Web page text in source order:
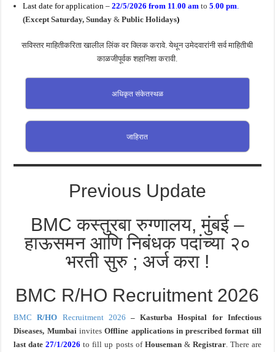
Last date for application –22/5/2026 from 11 .00 amto 5 .00 pm
(Except Saturday, Sunday& Public Holidays)
सविस्तर माहितीकरिता खालील लिंक वर क्लिक करावे. येथून उमेदवारांनी सर्व माहितीची
काळजीपूर्वक शहानिशा करावी.
अधिकृत संकेतस्थळ
जाहिरात
Previous Update
BMC कस्तुरबा रुग्णालय, मुंबई –
हाऊसमन आणि निबंधक पदांच्या २०
भरती सुरु ; अर्ज करा !
BMC R/HO Recruitment 2026
BMCR/HO Recruitment 2026 – Kasturba Hospital for Infectious
Diseases, Mumbai invitesOffline applications in prescribed format till
last date27/1/2026 to fill up posts of Houseman & Registrar. There are